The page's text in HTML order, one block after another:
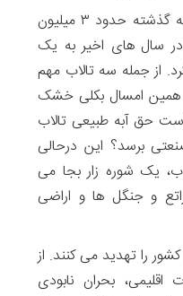
مساحت تالاب های کشور در دهه گذشته حدود ۳ میلیون
سال های اخیر به یک
از جمله سه تالاب مهم
همین امسال بکلی خشک
حق آبه طبیعی تالاب
برسد؟ این درحالی
یک شوره زار بجا می
و جنگل ها و اراضی
را تهدید می کنند. از
اقلیمی، بحران نابودی